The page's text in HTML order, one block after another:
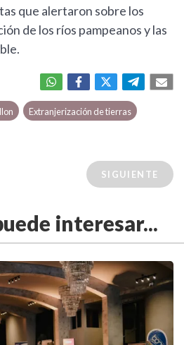
que alertaron sobre los
de los ríos pampeanos y las
Extranjerización de tierras
SIGUIENTE
interesar...